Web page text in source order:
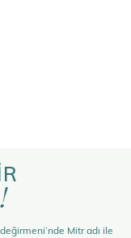
Mitr adı ile